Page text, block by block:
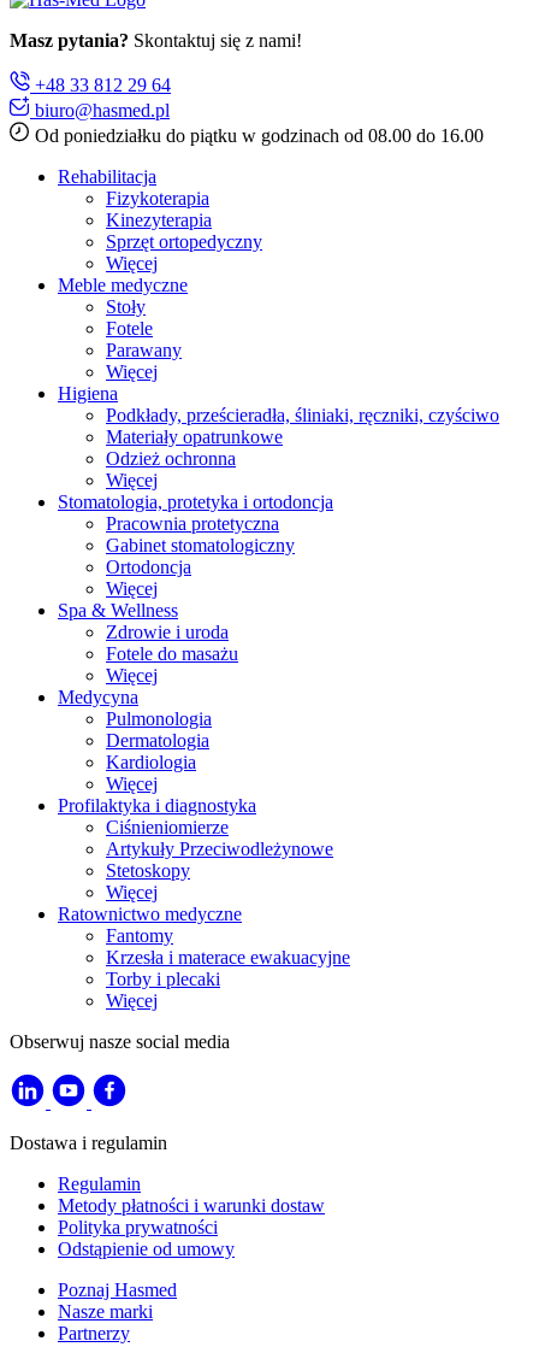
Masz pytania? Skontaktuj się z nami!
+48 33 812 29 64
biuro@hasmed.pl
Od poniedziałku do piątku w godzinach od 08.00 do 16.00
Rehabilitacja
Fizykoterapia
Kinezyterapia
Sprzęt ortopedyczny
Więcej
Meble medyczne
Stoły
Fotele
Parawany
Więcej
Higiena
Podkłady, prześcieradła, śliniaki, ręczniki, czyściwo
Materiały opatrunkowe
Odzież ochronna
Więcej
Stomatologia, protetyka i ortodoncja
Pracownia protetyczna
Gabinet stomatologiczny
Ortodoncja
Więcej
Spa & Wellness
Zdrowie i uroda
Fotele do masażu
Więcej
Medycyna
Pulmonologia
Dermatologia
Kardiologia
Więcej
Profilaktyka i diagnostyka
Ciśnieniomierze
Artykuły Przeciwodleżynowe
Stetoskopy
Więcej
Ratownictwo medyczne
Fantomy
Krzesła i materace ewakuacyjne
Torby i plecaki
Więcej
Obserwuj nasze social media
Dostawa i regulamin
Regulamin
Metody płatności i warunki dostaw
Polityka prywatności
Odstąpienie od umowy
Poznaj Hasmed
Nasze marki
Partnerzy